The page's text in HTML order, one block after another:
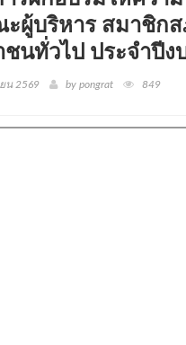
ผู้บริหาร สมาชิก
ชนทั่วไป ประจำปี
น 2569 by pongrat 849